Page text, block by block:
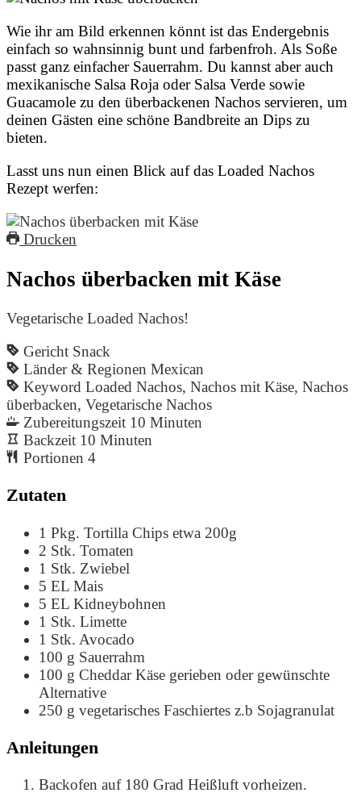
Wie ihr am Bild erkennen könnt ist das Endergebnis
einfach so wahnsinnig bunt und farbenfroh. Als Soße
passt ganz einfacher Sauerrahm. Du kannst aber auch
mexikanische Salsa Roja oder Salsa Verde sowie
Guacamole zu den überbackenen Nachos servieren, um
deinen Gästen eine schöne Bandbreite an Dips zu
bieten.
Lasst uns nun einen Blick auf das Loaded Nachos
Rezept werfen:
Drucken
Nachos überbacken mit Käse
Vegetarische Loaded Nachos!
Gericht Snack
Länder & Regionen Mexican
Keyword Loaded Nachos, Nachos mit Käse, Nachos
überbacken, Vegetarische Nachos
Zubereitungszeit 10 Minuten
Backzeit 10 Minuten
Portionen 4
Zutaten
1 Pkg. Tortilla Chips etwa 200g
2 Stk. Tomaten
1 Stk. Zwiebel
5 EL Mais
5 EL Kidneybohnen
1 Stk. Limette
1 Stk. Avocado
100 g Sauerrahm
100 g Cheddar Käse gerieben oder gewünschte
Alternative
250 g vegetarisches Faschiertes z.b Sojagranulat
Anleitungen
Backofen auf 180 Grad Heißluft vorheizen.